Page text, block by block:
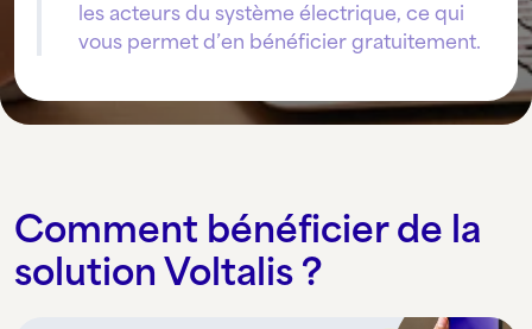
les acteurs du système électrique, ce qui
vous permet d’en bénéficier gratuitement.
Comment bénéficier de la
solution Voltalis ?